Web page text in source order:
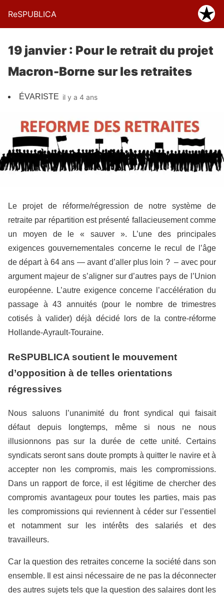
ReSPUBLICA
19 janvier : Pour le retrait du projet
Macron-Borne sur les retraites
ÉVARISTE il y a 4 ans
Le projet de réforme/régression de notre système de
retraite par répartition est présenté fallacieusement comme
un moyen de le « sauver ». L’une des principales
exigences gouvernementales concerne le recul de l’âge
de départ à 64 ans — avant d’aller plus loin ? – avec pour
argument majeur de s’aligner sur d’autres pays de l’Union
européenne. L’autre exigence concerne l’accélération du
passage à 43 annuités (pour le nombre de trimestres
cotisés à valider) déjà décidé lors de la contre-réforme
Hollande-Ayrault-Touraine.
ReSPUBLICA soutient le mouvement
d’opposition à de telles orientations
régressives
Nous saluons l’unanimité du front syndical qui faisait
défaut depuis longtemps, même si nous ne nous
illusionnons pas sur la durée de cette unité. Certains
syndicats seront sans doute prompts à quitter le navire et à
accepter non les compromis, mais les compromissions.
Dans un rapport de force, il est légitime de chercher des
compromis avantageux pour toutes les parties, mais pas
les compromissions qui reviennent à céder sur l’essentiel
et notamment sur les intérêts des salariés et des
travailleurs.
Car la question des retraites concerne la société dans son
ensemble. Il est ainsi nécessaire de ne pas la déconnecter
des autres sujets tels que la question des salaires dont les